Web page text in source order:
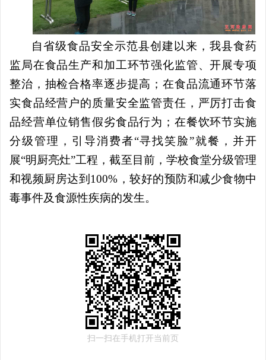
自省级食品安全示范县创建以来，我县食药
监局在食品生产和加工环节强化监管、开展专项
整治，抽检合格率逐步提高；在食品流通环节落
实食品经营户的质量安全监管责任，严厉打击食
品经营单位销售假劣食品行为；在餐饮环节实施
分级管理，引导消费者“寻找笑脸”就餐，并开
展“明厨亮灶”工程，截至目前，学校食堂分级管理
和视频厨房达到 100% ，较好的预防和减少食物中
毒事件及食源性疾病的发生。
扫一扫在手机打开当前页